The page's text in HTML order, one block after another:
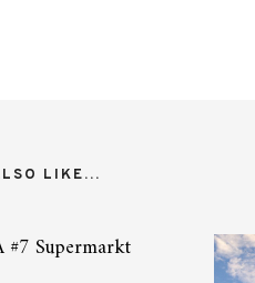
LIKE...
#7 Supermarkt